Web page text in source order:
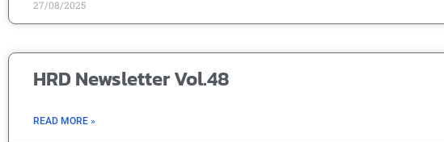
27/08/2025
HRD Newsletter Vol.48
READ MORE »